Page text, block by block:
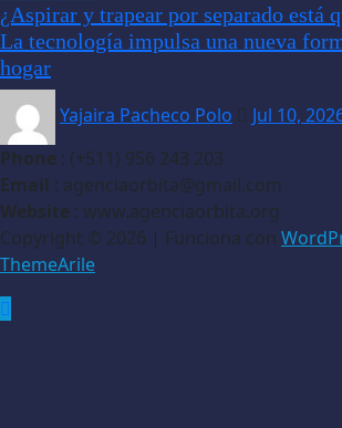
¿Aspirar y trapear por separado está
La tecnología impulsa una nueva
hogar
Yajaira Pacheco Polo
Jul 10,
Phone : (+511) 956 243 203
Email : agenciaorbita@gmail.com
Website : www.agenciaorbita.org
Copyright © 2026 | Funciona con
ThemeArile